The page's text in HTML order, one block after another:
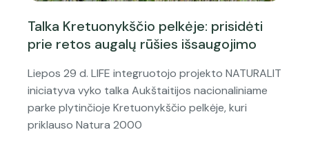
Talka Kretuonykščio pelkėje: prisidėti
prie retos augalų rūšies išsaugojimo
Liepos 29 d. LIFE integruotojo projekto NATURALIT
iniciatyva vyko talka Aukštaitijos nacionaliniame
parke plytinčioje Kretuonykščio pelkėje, kuri
priklauso Natura 2000